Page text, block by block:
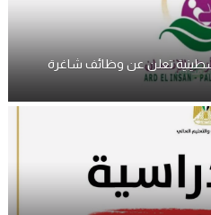
تعلن عن وظائف شاغرة